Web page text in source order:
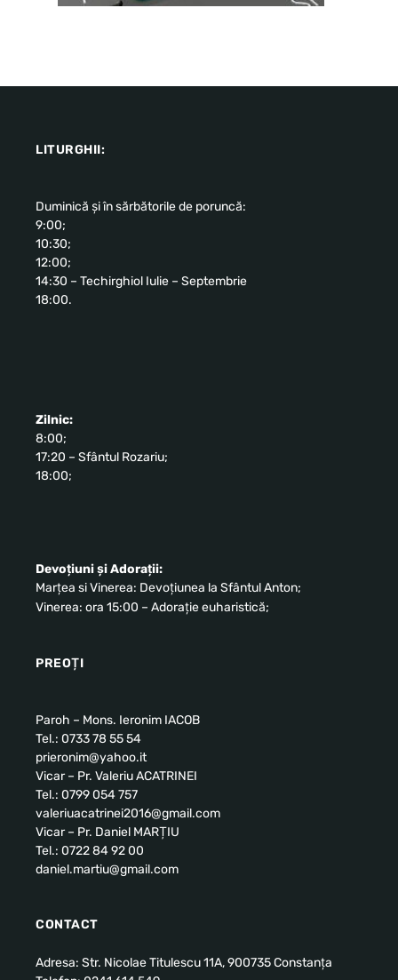
LITURGHII:
Duminică și în sărbătorile de poruncă:
9:00;
10:30;
12:00;
14:30 – Techirghiol Iulie – Septembrie
18:00.
Zilnic:
8:00;
17:20 – Sfântul Rozariu;
18:00;
Devoțiuni și Adorații:
Marțea si Vinerea: Devoțiunea la Sfântul Anton;
Vinerea: ora 15:00 – Adorație euharistică;
PREOȚI
Paroh – Mons. Ieronim IACOB
Tel.: 0733 78 55 54
prieronim@yahoo.it
Vicar – Pr. Valeriu ACATRINEI
Tel.: 0799 054 757
valeriuacatrinei2016@gmail.com
Vicar – Pr. Daniel MARȚIU
Tel.: 0722 84 92 00
daniel.martiu@gmail.com
CONTACT
Adresa: Str. Nicolae Titulescu 11A, 900735 Constanța